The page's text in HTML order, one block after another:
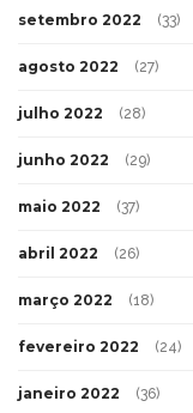
setembro 2022 (33)
agosto 2022 (27)
julho 2022 (28)
junho 2022 (29)
maio 2022 (37)
abril 2022 (26)
março 2022 (18)
fevereiro 2022 (24)
janeiro 2022 (36)